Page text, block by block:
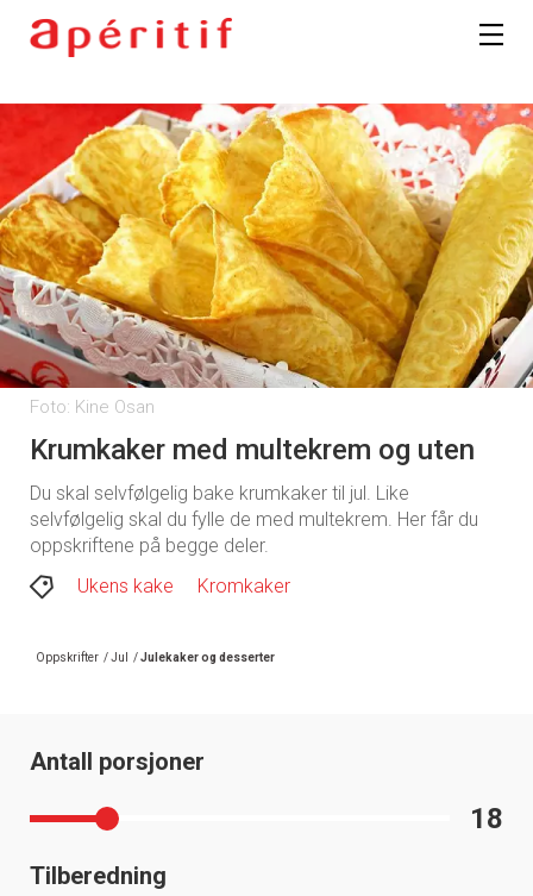
Foto: Kine Osan
Krumkaker med multekrem og uten
Du skal selvfølgelig bake krumkaker til jul. Like
selvfølgelig skal du fylle de med multekrem. Her får du
oppskriftene på begge deler.
Ukens kake
Kromkaker
Oppskrifter /Jul /Julekaker og desserter
Antall porsjoner
18
Tilberedning